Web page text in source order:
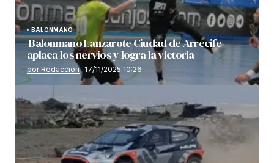
BALONMANO
Balonmano Lanzarote Ciudad de Arrecife
aplaca los nervios y logra la victoria
por Redacción 17/11/2025 10:26